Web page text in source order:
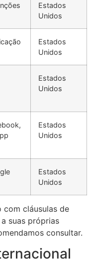
Estados
Unidos
Estados
Unidos
Estados
Unidos
Estados
Unidos
Estados
Unidos
cláusulas de
suas próprias
consultar.